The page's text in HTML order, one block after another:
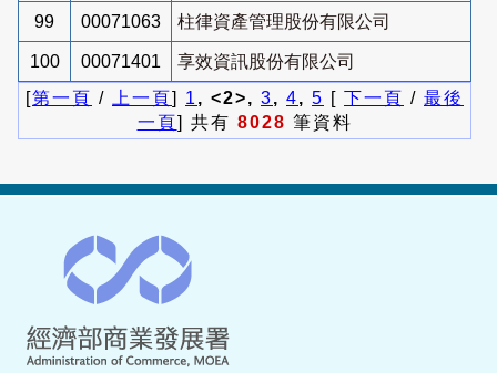
99 00071063 柱律資產管理股份有限公司
100 00071401
享效資訊股份有限公司
[第一頁 / 上一頁] 1 , <2>, 3, 4, 5 [ 下一頁 / 最後
一頁] 共有 8028 筆資料